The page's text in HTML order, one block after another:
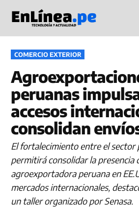
contenido
en
PUBLICADO
EN
COMERCIO EXTERIOR
peruanas
accesos
consolidan
El fortalecimiento entre el sector
permitirá consolidar la presencia
agroexportadora peruana en
mercados internacionales,
un taller organizado por Senasa.